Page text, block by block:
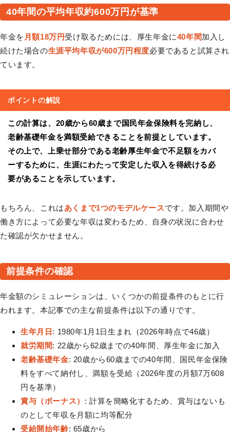
40年間の平均年収約600万円が基準
年金を 月額18万円受け取るためには、厚生年金に40年間加入し
続けた場合の生涯平均年収が600万円程度必要であると試算され
ています。
ポイントの解説
この計算は、20歳から60歳まで国民年金保険料を完納し、
老齢基礎年金を満額受給できることを前提としています。
その上で、上乗せ部分である老齢厚生年金で不足額をカバ
ーするために、生涯にわたって安定した収入を得続ける必
要があることを示しています。
もちろん、これはあくまで1つのモデルケースです。加入期間や
働き方によって必要な年収は変わるため、自身の状況に合わせ
た確認が欠かせません。
前提条件の確認
年金額のシミュレーションは、いくつかの前提条件のもとに行
われます。本記事での主な前提条件は以下の通りです。
生年月日 : 1980年1月1日生まれ（2026年時点で46歳）
就労期間: 22歳から62歳までの40年間、厚生年金に加入
老齢基礎年金: 20歳から60歳までの40年間、国民年金保険
料をすべて納付し、満額を受給（2026年度の月額7万608
円を基準）
賞与（ボーナス） : 計算を簡略化するため、賞与はないも
のとして年収を月額に均等配分
受給開始年齢: 65歳から